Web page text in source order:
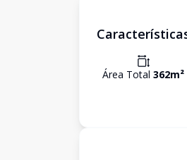
Área Total 362m²